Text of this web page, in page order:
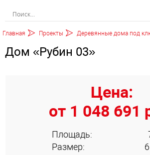
Главная Проекты Деревянные дома под
Дом «Рубин 03»
Цена:
от 1 048 691
Площадь:
Размер: